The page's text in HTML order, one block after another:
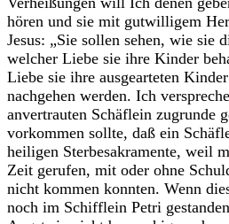
hören und sie mit gutwilligem
Jesus: „Sie sollen sehen, wie sie
welcher Liebe sie ihre Kinder
Liebe sie ihre ausgearteten
nachgehen werden. Ich
anvertrauten Schäflein zugrunde
vorkommen sollte, daß ein
heiligen Sterbesakramente, weil
Zeit gerufen, mit oder ohne
nicht kommen konnten. Wenn
noch im Schifflein Petri